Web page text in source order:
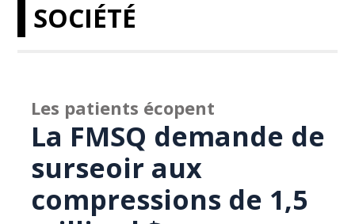
SOCIÉTÉ
Les patients écopent
La FMSQ demande de
surseoir aux
compressions de 1,5